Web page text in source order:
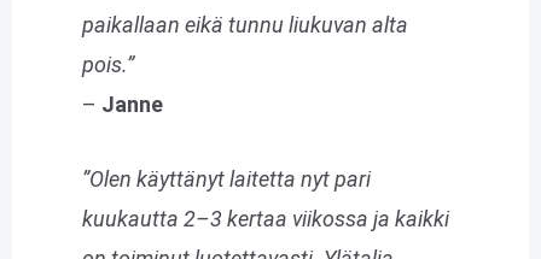
paikallaan eikä tunnu liukuvan alta
pois.”
– Janne
”Olen käyttänyt laitetta nyt pari
kuukautta 2–3 kertaa viikossa ja kaikki